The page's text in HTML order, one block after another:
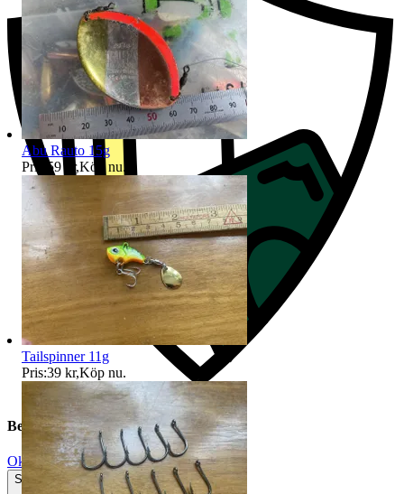
Beskrivning
Okej använt skick
Synliga tecken på slitage
Abu Rauto 15g
Pris:
59 kr,Köp nu.
Tailspinner 11g
Pris:39 kr,Köp nu.